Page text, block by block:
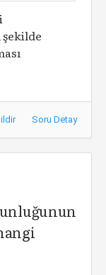
şekilde
Soru Detay